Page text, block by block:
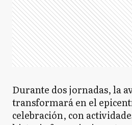
Durante dos jornadas, la
transformará en el
celebración, con